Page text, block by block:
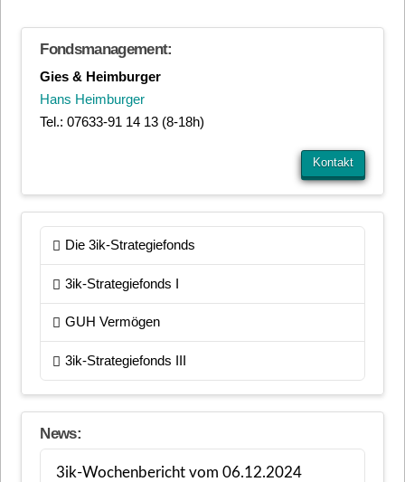
Fondsmanagement:
Gies & Heimburger
Hans Heimburger
Tel.: 07633-91 14 13 (8-18h)
Kontakt
Die 3ik-Strategiefonds
3ik-Strategiefonds I
GUH Vermögen
3ik-Strategiefonds III
News:
3ik-Wochenbericht vom 06.12.2024